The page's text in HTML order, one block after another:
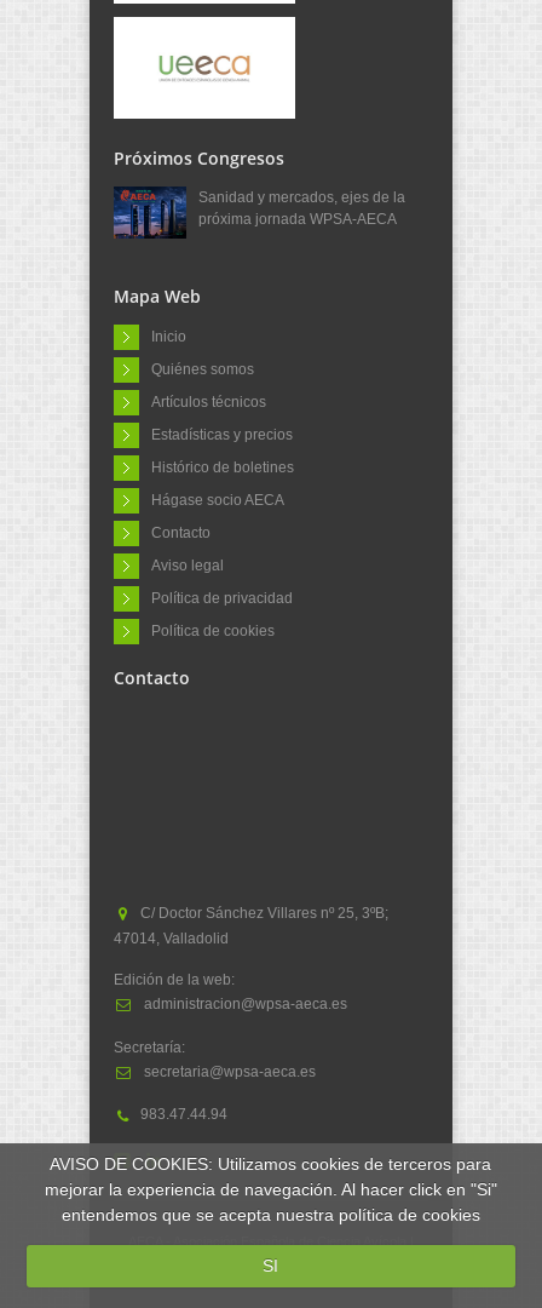
AVISO DE COOKIES: Utilizamos cookies de terceros para
mejorar la experiencia de navegación. Al hacer click en "Si"
entendemos que se acepta nuestra política de cookies
SI
Próximos Congresos
Sanidad y mercados, ejes de la
próxima jornada WPSA-AECA
Mapa Web
Inicio
Quiénes somos
Artículos técnicos
Estadísticas y precios
Histórico de boletines
Hágase socio AECA
Contacto
Aviso legal
Política de privacidad
Política de cookies
Contacto
C/ Doctor Sánchez Villares nº 25, 3ºB;
47014, Valladolid
Edición de la web:
administracion@wpsa-aeca.es
Secretaría:
secretaria@wpsa-aeca.es
983.47.44.94
WPSA - World's Poultry Science Association